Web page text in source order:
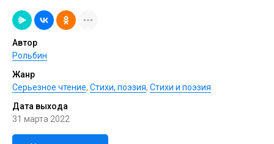
Автор
Рольбин
Жанр
Серьезное чтение, Cтихи, поэзия, Стихи и поэзия
Дата выхода
31 марта 2022